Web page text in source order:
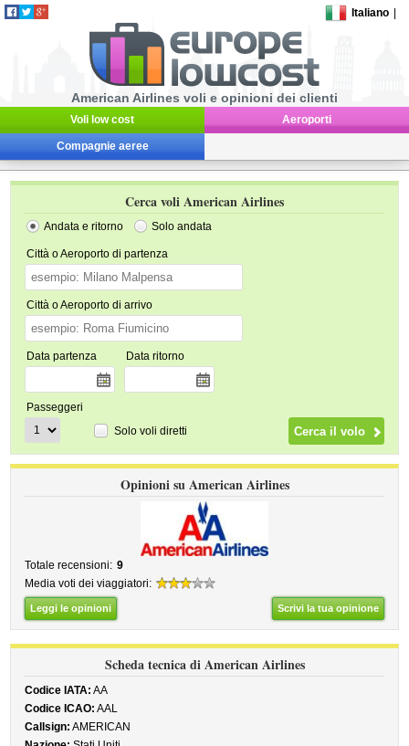
Italiano
American Airlines voli e opinioni dei clienti
Voli low cost Aeroporti
Compagnie aeree
Cerca voli American Airlines
Andata e ritorno Solo andata
Città o Aeroporto di partenza
Città o Aeroporto di arrivo
Data partenza Data ritorno
Passeggeri
Solo voli diretti
Opinioni su American Airlines
Totale recensioni: 9
Media voti dei viaggiatori:
Leggi le opinioni Scrivi la tua opinione
Scheda tecnica di American Airlines
Codice IATA: AA
Codice ICAO: AAL
Callsign: AMERICAN